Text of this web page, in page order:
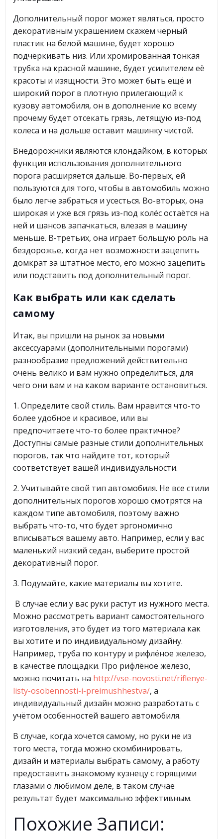
Дополнительный порог может являться, просто
декоративным украшением скажем черный
пластик на белой машине, будет хорошо
подчёркивать низ. Или хромированная тонкая
трубка на красной машине, будет усилителем её
красоты и изящности. Это может быть ещё и
широкий порог в плотную прилегающий к
кузову автомобиля, он в дополнение ко всему
прочему будет отсекать грязь, летящую из-под
колеса и на дольше оставит машинку чистой.
Внедорожники являются клондайком, в которых
функция использования дополнительного
порога расширяется дальше. Во-первых, ей
пользуются для того, чтобы в автомобиль можно
было легче забраться и усесться. Во-вторых, она
широкая и уже вся грязь из-под колёс остаётся на
ней и шансов запачкаться, влезая в машину
меньше. В-третьих, она играет большую роль на
бездорожье, когда нет возможности зацепить
домкрат за штатное место, его можно зацепить
или подставить под дополнительный порог.
Как выбрать или как сделать
самому
Итак, вы пришли на рынок за новыми
аксессуарами (дополнительными порогами)
разнообразие предложений действительно
очень велико и вам нужно определиться, для
чего они вам и на каком варианте остановиться.
1. Определите свой стиль. Вам нравится что-то
более удобное и красивое, или вы
предпочитаете что-то более практичное?
Доступны самые разные стили дополнительных
порогов, так что найдите тот, который
соответствует вашей индивидуальности.
2. Учитывайте свой тип автомобиля. Не все стили
дополнительных порогов хорошо смотрятся на
каждом типе автомобиля, поэтому важно
выбрать что-то, что будет эргономично
вписываться вашему авто. Например, если у вас
маленький низкий седан, выберите простой
декоративный порог.
3. Подумайте, какие материалы вы хотите.
В случае если у вас руки растут из нужного места.
Можно рассмотреть вариант самостоятельного
изготовления, это будет из того материала как
вы хотите и по индивидуальному дизайну.
Например, труба по контуру и рифлёное железо,
в качестве площадки. Про рифлёное железо,
можно почитать на http://vse-novosti.net/riflenye-
listy-osobennosti-i-preimushhestva/, а
индивидуальный дизайн можно разработать с
учётом особенностей вашего автомобиля.
В случае, когда хочется самому, но руки не из
того места, тогда можно скомбинировать,
дизайн и материалы выбрать самому, а работу
предоставить знакомому кузнецу с горящими
глазами о любимом деле, в таком случае
результат будет максимально эффективным.
Похожие Записи: